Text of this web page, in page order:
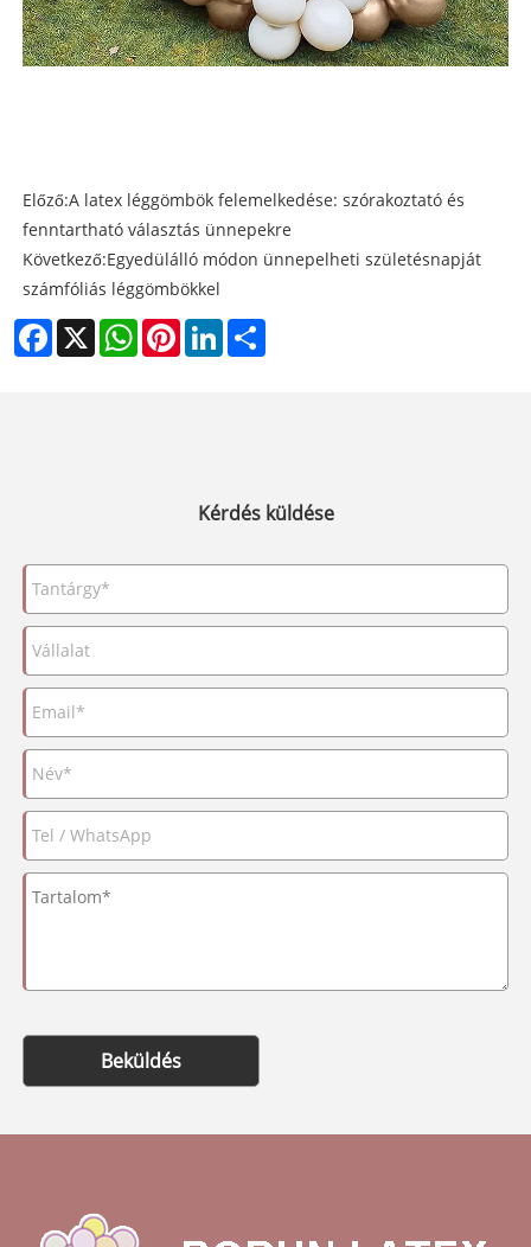
Előző:A latex léggömbök felemelkedése: szórakoztató és
fenntartható választás ünnepekre
Következő:Egyedülálló módon ünnepelheti születésnapját
számfóliás léggömbökkel
Facebook
X WhatsAppPinterestLinkedIn
Kérdés küldése
Beküldés